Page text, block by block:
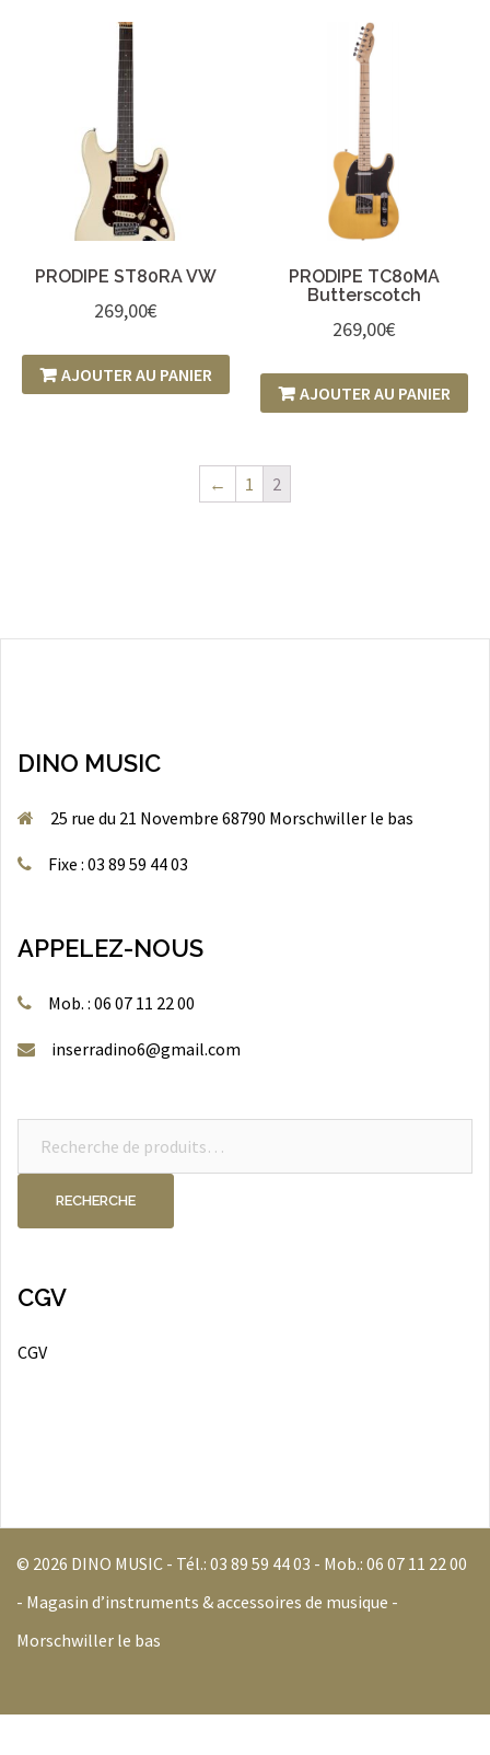
PRODIPE ST80RA VW
269,00€
AJOUTER AU PANIER
PRODIPE TC80MA
Butterscotch
269,00€
AJOUTER AU PANIER
← 1 2
DINO MUSIC
25 rue du 21 Novembre 68790 Morschwiller le bas
Fixe : 03 89 59 44 03
APPELEZ-NOUS
Mob. : 06 07 11 22 00
inserradino6@gmail.com
RECHERCHE
CGV
CGV
© 2026 DINO MUSIC - Tél.: 03 89 59 44 03 - Mob.: 06 07 11 22 00
- Magasin d’instruments & accessoires de musique -
Morschwiller le bas